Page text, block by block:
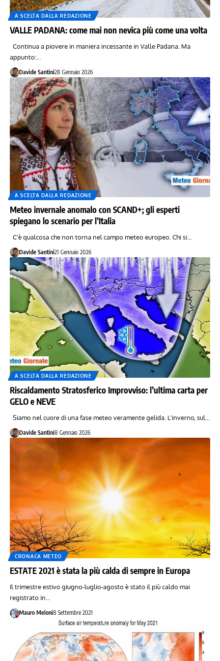
A SCELTA DALLA REDAZIONE
VALLE PADANA: come mai non nevica più come una volta
Continua a piovere in maniera incessante in Valle Padana. Ma
appunto:…
Davide Santini28 Gennaio 2026
A SCELTA DALLA REDAZIONE
Meteo invernale anomalo con SCAND+; gli esperti
spiegano lo scenario per l’Italia
C'è qualcosa che non torna nel campo meteo europeo. Chi si…
Davide Santini21 Gennaio 2026
A SCELTA DALLA REDAZIONE
Riscaldamento Stratosferico Improvviso: l’ultima carta per
GELO e NEVE
Siamo nel cuore di una fase meteo veramente gelida. L'inverno, sul…
Davide Santini8 Gennaio 2026
CRONACA METEO
ESTATE 2021 è stata la più calda di sempre in Europa
Il trimestre estivo giugno-luglio-agosto è stato il più caldo mai
registrato in…
Mauro Meloni8 Settembre 2021